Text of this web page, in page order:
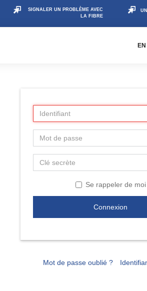
SIGNALER UN PROBLÈME AVEC
LA FIBRE
Se rappeler de moi
Connexion
Mot de passe oublié ?